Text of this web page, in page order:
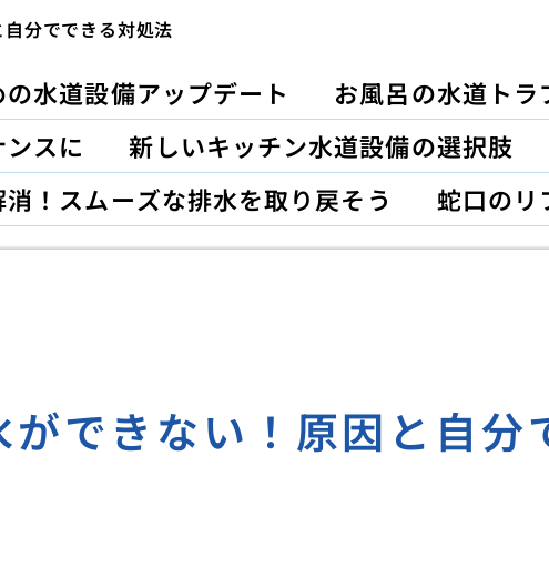
分でできる対処法
水道設備アップデート
お風呂の水道ト
スに
新しいキッチン水道設備の選択肢
！スムーズな排水を取り戻そう
蛇口のリ
できない！原因と自分